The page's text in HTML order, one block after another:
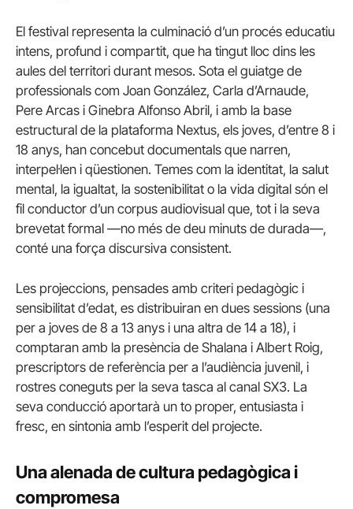
El festival representa la culminació d’un procés educatiu
intens, profund i compartit, que ha tingut lloc dins les
aules del territori durant mesos. Sota el guiatge de
professionals com Joan González, Carla d’Arnaude,
Pere Arcas i Ginebra Alfonso Abril, i amb la base
estructural de la plataforma Nextus, els joves, d’entre 8 i
18 anys, han concebut documentals que narren,
interpel·len i qüestionen. Temes com la identitat, la salut
mental, la igualtat, la sostenibilitat o la vida digital són el
fil conductor d’un corpus audiovisual que, tot i la seva
brevetat formal —no més de deu minuts de durada—,
conté una força discursiva consistent.
Les projeccions, pensades amb criteri pedagògic i
sensibilitat d’edat, es distribuiran en dues sessions (una
per a joves de 8 a 13 anys i una altra de 14 a 18), i
comptaran amb la presència de Shalana i Albert Roig,
prescriptors de referència per a l’audiència juvenil, i
rostres coneguts per la seva tasca al canal SX3. La
seva conducció aportarà un to proper, entusiasta i
fresc, en sintonia amb l’esperit del projecte.
Una alenada de cultura pedagògica i
compromesa